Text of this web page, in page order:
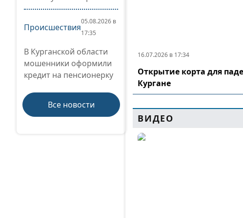
Происшествия
05.08.2026 в
17:35
В Курганской области
мошенники оформили
кредит на пенсионерку
Все новости
16.07.2026 в 17:34
Открытие корта для
Кургане
ВИДЕО